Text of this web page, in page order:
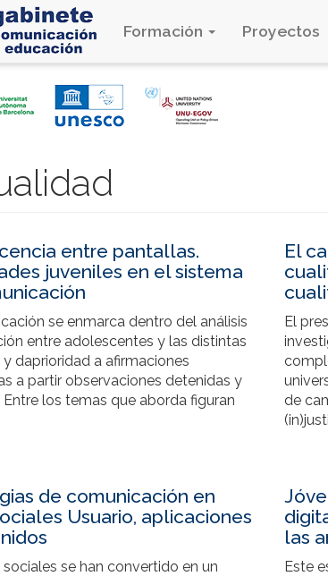
Formación Proyectos
entre pantallas.
juveniles en el sistema
se enmarca dentro del análisis
entre adolescentes y las distintas
daprioridad a afirmaciones
a partir observaciones detenidas y
Entre los temas que aborda figuran
El
El
de
de comunicación en
Usuario, aplicaciones
sociales se han convertido en un
las
Este